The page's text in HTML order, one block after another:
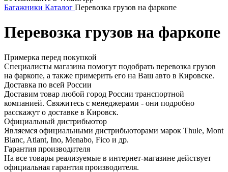
Багажники Каталог Перевозка грузов на фаркопе
Перевозка грузов на фаркопе
Примерка перед покупкой
Специалисты магазина помогут подобрать перевозка грузов
на фаркопе, а также примерить его на Ваш авто в Кировске.
Доставка по всей России
Доставим товар любой город России транспортной
компанией. Свяжитесь с менеджерами - они подробно
расскажут о доставке в Кировск.
Официальный дистрибьютор
Являемся официальными дистрибьюторами марок Thule, Mont
Blanc, Atlant, Ino, Menabo, Fico и др.
Гарантия производителя
На все товары реализуемые в интернет-магазине действует
официальная гарантия производителя.